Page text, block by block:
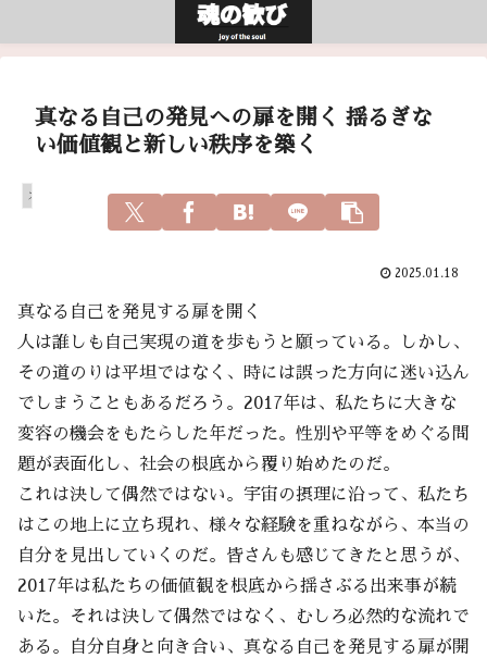
真なる自己の発見への扉を開く 揺るぎな
い価値観と新しい秩序を築く
スピリチュアル
2025.01.18
真なる自己を発見する扉を開く
人は誰しも自己実現の道を歩もうと願っている。しかし、
その道のりは平坦ではなく、時には誤った方向に迷い込ん
でしまうこともあるだろう。2017年は、私たちに大きな
変容の機会をもたらした年だった。性別や平等をめぐる問
題が表面化し、社会の根底から覆り始めたのだ。
これは決して偶然ではない。宇宙の摂理に沿って、私たち
はこの地上に立ち現れ、様々な経験を重ねながら、本当の
自分を見出していくのだ。皆さんも感じてきたと思うが、
2017年は私たちの価値観を根底から揺さぶる出来事が続
いた。それは決して偶然ではなく、むしろ必然的な流れで
ある。自分自身と向き合い、真なる自己を発見する扉が開